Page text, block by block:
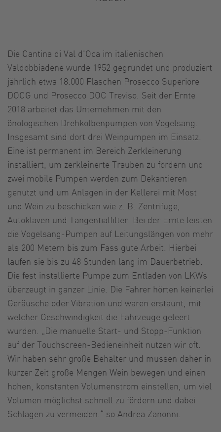
Die Cantina di Val d'Oca im italienischen
Valdobbiadene wurde 1952 gegründet und produziert
jährlich etwa 18.000 Flaschen Prosecco Superiore
DOCG und Prosecco DOC Treviso. Seit der Ernte
2018 arbeitet das Unternehmen mit den
önologischen Drehkolbenpumpen von Vogelsang.
Insgesamt sind dort drei Weinpumpen im Einsatz.
Eine ist permanent im Bereich Zerkleinerung
installiert, um zerkleinerte Trauben zu fördern und
zwei mobile Pumpen werden zum Dekantieren
genutzt und um Anlagen in der Kellerei mit Most
und Wein zu beschicken wie z. B. Zentrifuge,
Autoklaven und Tangentialfilter. Bei der Ernte leisten
die Vogelsang-Pumpen auf Leitungslängen von mehr
als 200 Metern bis zum Fass gute Arbeit. Hierbei
laufen sie bis zu 48 Stunden lang im Dauerbetrieb.
Die fest installierte Pumpe zum Entladen von LKWs
überzeugt in ganzer Linie. Die Fahrer hörten keinerlei
Geräusche oder Vibration und waren erstaunt, mit
welcher Geschwindigkeit die Fahrzeuge geleert
wurden. „Die manuelle Start- und Stopp-Funktion
auf der Touchscreen-Bedieneinheit nutzen wir oft.
Wir haben sehr große Behälter und müssen daher in
kurzer Zeit große Mengen Wein bewegen und einen
hohen, konstanten Volumenstrom einstellen, um viel
Volumen möglichst schnell zu fördern und dabei
Schlagen zu vermeiden.“ so Andrea Zanonni.